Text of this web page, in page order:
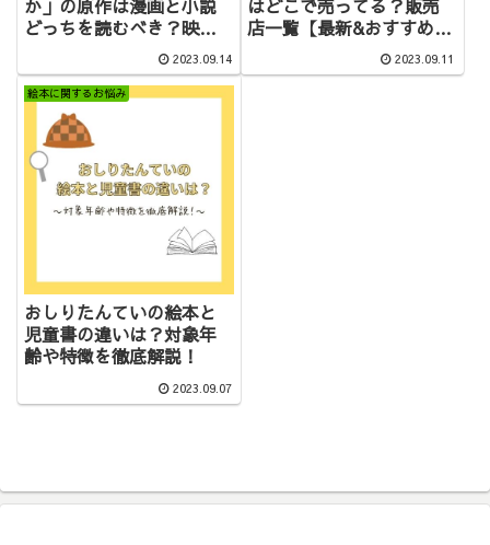
か」の原作は漫画と小説
どっちを読むべき？映画
との関係も解説！ 2023.09.14
はどこで売ってる？販売
店一覧【最新&おすすめグ
ッズもご紹介！】 2023.09.11
絵本に関するお悩み
おしりたんていの絵本と
児童書の違いは？対象年
齢や特徴を徹底解説！
2023.09.07